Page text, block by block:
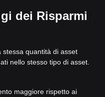
dei Risparmi
stessa quantità di asset
nello stesso tipo di asset.
maggiore rispetto ai